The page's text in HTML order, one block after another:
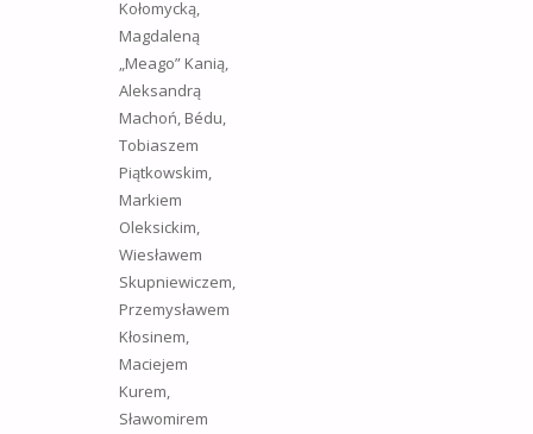
Kołomycką,
Magdaleną
„Meago” Kanią,
Aleksandrą
Machoń, Bédu,
Tobiaszem
Piątkowskim,
Markiem
Oleksickim,
Wiesławem
Skupniewiczem,
Przemysławem
Kłosinem,
Maciejem
Kurem,
Sławomirem